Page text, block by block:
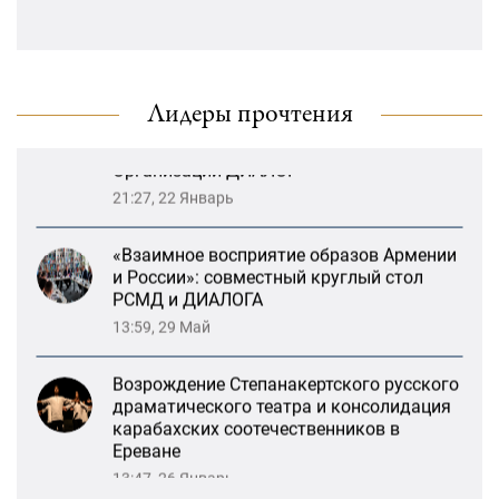
Лидеры прочтения
и России»: совместный круглый стол
РСМД и ДИАЛОГА
13:59, 29 Май
Возрождение Степанакертского русского
драматического театра и консолидация
карабахских соотечественников в
13:47, 26 Январь
«Литературная Армения» продолжит
свою деятельность при поддержке
Организации ДИАЛОГ